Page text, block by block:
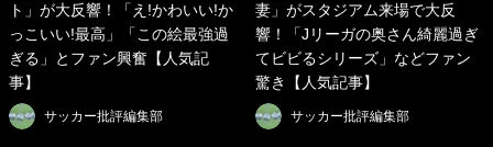
ト」が大反響！「え!かわいい!か
っこいい!最高」「この絵最強過
ぎる」とファン興奮【人気記
事】
サッカー批評編集部
妻」がスタジアム来場で大反
響！「Jリーガの奥さん綺麗過ぎ
てビビるシリーズ」などファン
驚き【人気記事】
サッカー批評編集部